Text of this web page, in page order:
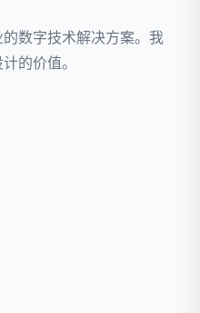
数字技术解决方案。我
的价值。